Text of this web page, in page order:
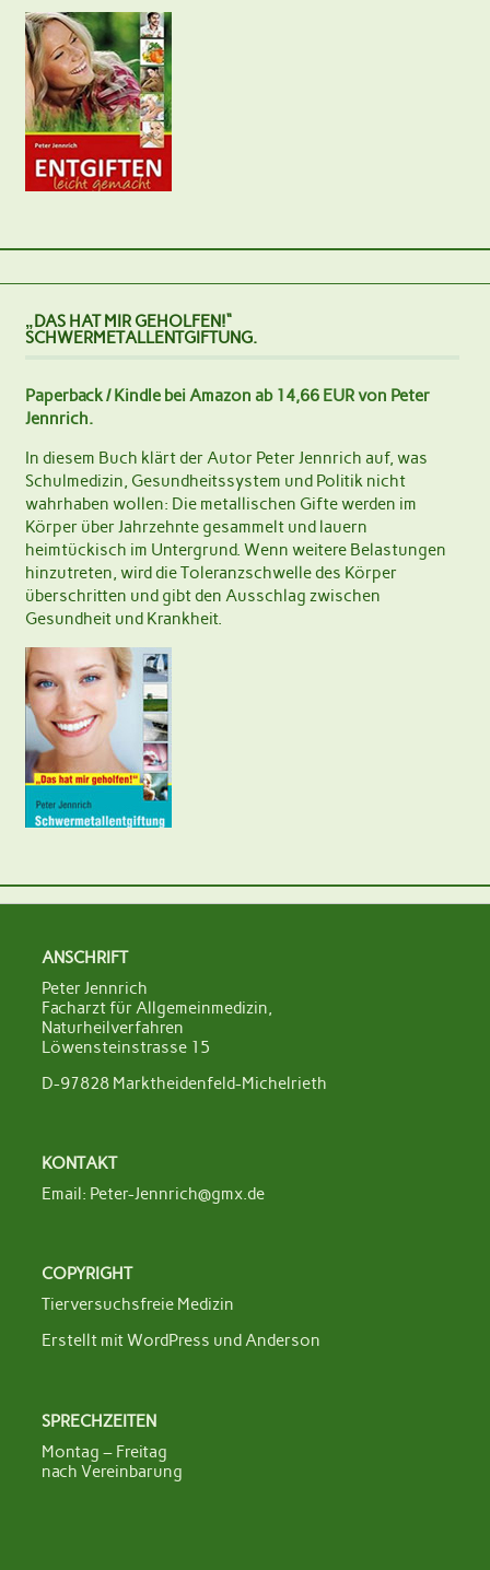
„DAS HAT MIR GEHOLFEN!“
SCHWERMETALLENTGIFTUNG.
Paperback / Kindle bei Amazon ab 14,66 EUR von Peter
Jennrich.
In diesem Buch klärt der Autor Peter Jennrich auf, was
Schulmedizin, Gesundheitssystem und Politik nicht
wahrhaben wollen: Die metallischen Gifte werden im
Körper über Jahrzehnte gesammelt und lauern
heimtückisch im Untergrund. Wenn weitere Belastungen
hinzutreten, wird die Toleranzschwelle des Körper
überschritten und gibt den Ausschlag zwischen
Gesundheit und Krankheit.
ANSCHRIFT
Peter Jennrich
Facharzt für Allgemeinmedizin,
Naturheilverfahren
Löwensteinstrasse 15
D-97828 Marktheidenfeld-Michelrieth
KONTAKT
Email: Peter-Jennrich@gmx.de
COPYRIGHT
Tierversuchsfreie Medizin
Erstellt mitWordPress und Anderson
SPRECHZEITEN
Montag – Freitag
nach Vereinbarung